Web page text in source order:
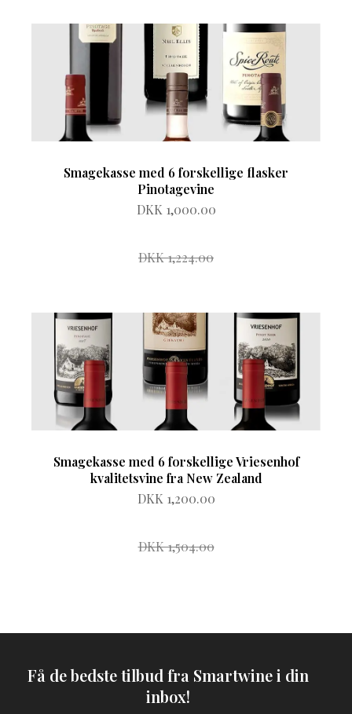
Smagekasse med 6 forskellige flasker
Pinotagevine
DKK 1,000.00
DKK 1,224.00
Smagekasse med 6 forskellige Vriesenhof
kvalitetsvine fra New Zealand
DKK 1,200.00
DKK 1,504.00
Få de bedste tilbud fra Smartwine i din
inbox!